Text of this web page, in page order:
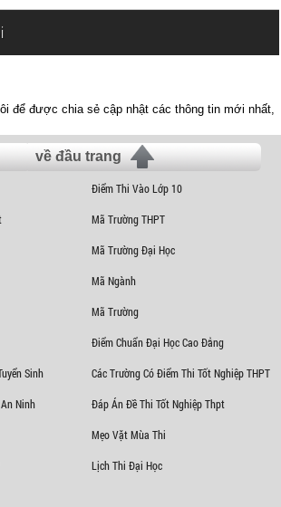
để được chia sẻ cập nhật các thông tin mới nhất,
về đầu trang
Điểm Thi Vào Lớp 10
Mã Trường THPT
Mã Trường Đại Học
Mã Ngành
Mã Trường
Điểm Chuẩn Đại Học Cao Đẳng
Sinh Các Trường Có Điểm Thi Tốt Nghiệp THPT
Ninh Đáp Án Đề Thi Tốt Nghiệp Thpt
Mẹo Vặt Mùa Thi
Lịch Thi Đại Học